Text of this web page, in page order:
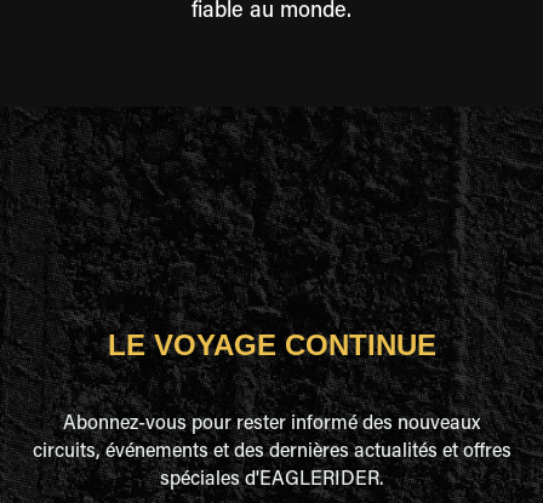
fiable au monde.
LE VOYAGE CONTINUE
Abonnez-vous pour rester informé des nouveaux
circuits, événements et des dernières actualités et offres
spéciales d'EAGLERIDER.